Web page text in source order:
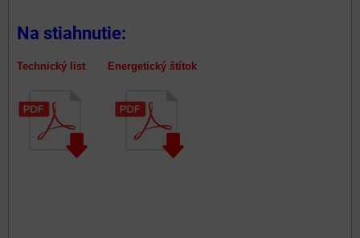
Na stiahnutie:
Technický list Energetický štítok